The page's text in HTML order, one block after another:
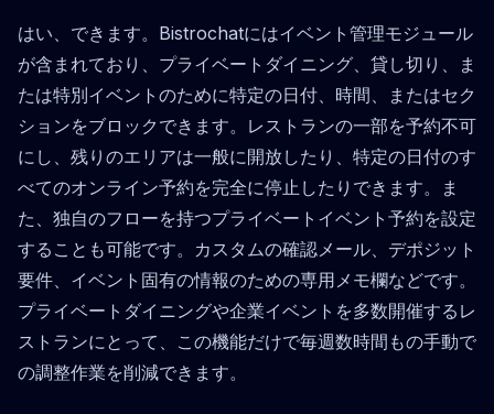
はい、できます。Bistrochatにはイベント管理モジュール
が含まれており、プライベートダイニング、貸し切り、ま
たは特別イベントのために特定の日付、時間、またはセク
ションをブロックできます。レストランの一部を予約不可
にし、残りのエリアは一般に開放したり、特定の日付のす
べてのオンライン予約を完全に停止したりできます。ま
た、独自のフローを持つプライベートイベント予約を設定
することも可能です。カスタムの確認メール、デポジット
要件、イベント固有の情報のための専用メモ欄などです。
プライベートダイニングや企業イベントを多数開催するレ
ストランにとって、この機能だけで毎週数時間もの手動で
の調整作業を削減できます。